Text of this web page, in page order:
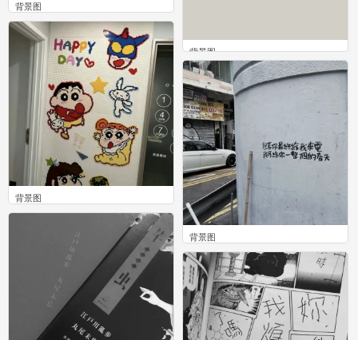
背景图
0
背景图
0
背景图
0
背景图
0